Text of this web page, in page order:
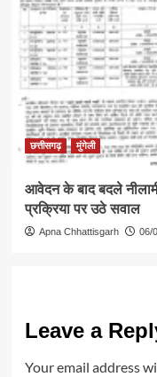
छत्तीसगढ़ मुंगेली
आवेदन के बाद बदले
प्रक्रिया पर उठे सवाल
Apna Chhattisgarh 06/
Leave a
Your email address